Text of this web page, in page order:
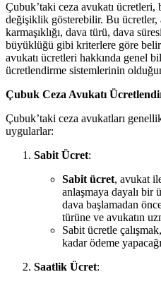
Çubuk’taki ceza avukatı
değişiklik gösterebilir. Bu ücretler,
karmaşıklığı, dava türü, dava
büyüklüğü gibi kriterlere göre
avukatı ücretleri hakkında genel
ücretlendirme sistemlerinin
Çubuk Ceza Avukatı
Çubuk’taki ceza avukatları
uygularlar:
Sabit Ücret:
Sabit ücret, avukat
anlaşmaya dayalı bir
dava başlamadan
türüne ve avukatın
Sabit ücretle
kadar ödeme
Saatlik Ücret: